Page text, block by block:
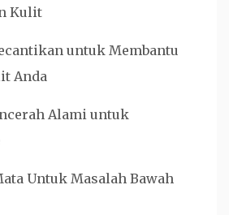
Kulit
untuk Membantu
Anda
Alami untuk
Untuk Masalah Bawah